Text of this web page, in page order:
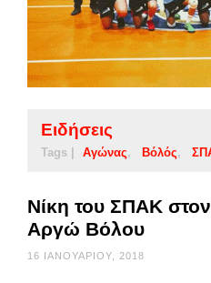
Ειδήσεις
Tags | Αγώνας Βόλός
Νίκη του ΣΠΑΚ
Αργώ Βόλου
16 ΙΑΝΟΥΑΡΊΟΥ, 2018